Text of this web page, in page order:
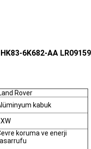
6K682-AA
Rover
kabuk
koruma ve enerji